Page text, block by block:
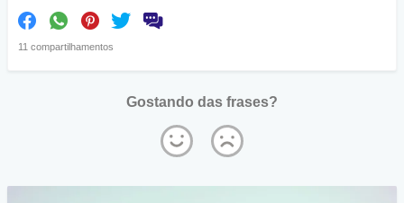
11 compartilhamentos
Gostando das frases?